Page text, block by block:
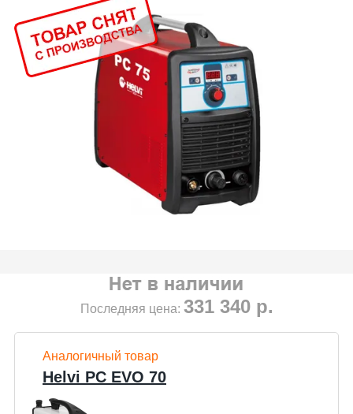
Последняя цена: 331 340р.
Аналогичный товар
Helvi PC EVO 70